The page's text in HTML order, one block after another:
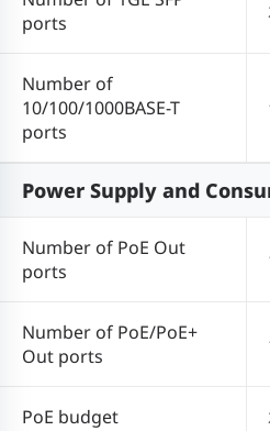
ports
Number of
10/100/1000BASE-T
ports
Power Supply and
Number of PoE Out
ports
Number of PoE/PoE+
Out ports
PoE budget